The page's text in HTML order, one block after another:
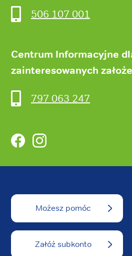
506 107 001
Centrum Informacyjne
zainteresowanych
797 063 247
FacebookInstagram
Możesz pomóc
Załóż subkonto